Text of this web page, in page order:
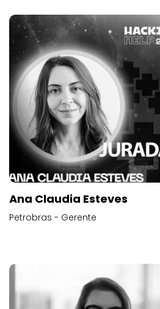
Ana Claudia Esteves
Petrobras - Gerente